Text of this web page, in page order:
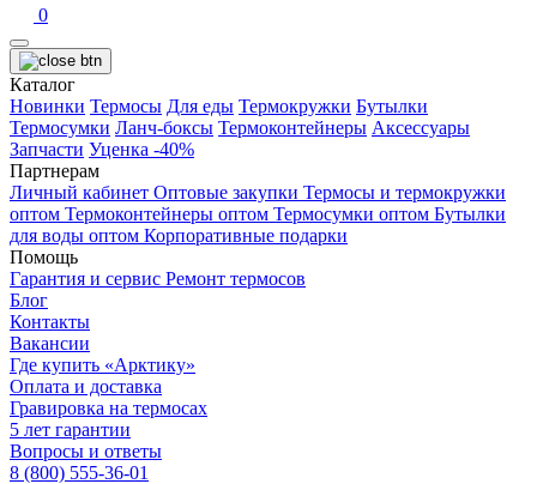
0
Каталог
Новинки Термосы Для еды Термокружки Бутылки
Термосумки Ланч-боксы Термоконтейнеры Аксессуары
Запчасти Уценка -40%
Партнерам
Личный кабинет Оптовые закупки Термосы и термокружки
оптом Термоконтейнеры оптом Термосумки оптом Бутылки
для воды оптом Корпоративные подарки
Помощь
Гарантия и сервис Ремонт термосов
Блог
Контакты
Вакансии
Где купить «Арктику»
Оплата и доставка
Гравировка на термосах
5 лет гарантии
Вопросы и ответы
8 (800) 555-36-01